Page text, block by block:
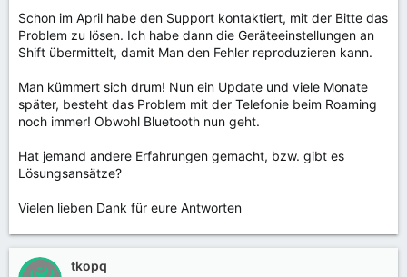
ganzen Thread durchgelesen, aber nix spezifisches
gefunden.
Bo
Schon im April habe den Support kontaktiert, mit der Bitte das
Problem zu lösen. Ich habe dann die Geräteeinstellungen an
Shift übermittelt, damit Man den Fehler reproduzieren kann.
Man kümmert sich drum! Nun ein Update und viele Monate
später, besteht das Problem mit der Telefonie beim Roaming
noch immer! Obwohl Bluetooth nun geht.
Hat jemand andere Erfahrungen gemacht, bzw. gibt es
Lösungsansätze?
Vielen lieben Dank für eure Antworten
tkopq